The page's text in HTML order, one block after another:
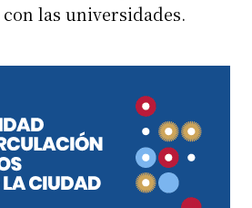
las universidades.